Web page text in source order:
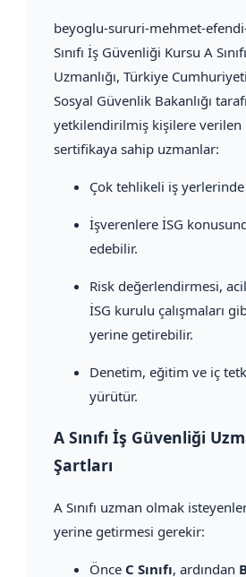
beyoglu-sururi-mehmet-
Sınıfı İş Güvenliği Kursu A
Uzmanlığı, Türkiye
Sosyal Güvenlik Bakanlığı
yetkilendirilmiş kişilere verilen
sertifikaya sahip uzmanlar:
Çok tehlikeli iş
İşverenlere İSG
edebilir.
Risk değerlendirmesi,
İSG kurulu çalışmaları
yerine getirebilir.
Denetim, eğitim ve iç
yürütür.
A Sınıfı İş Güvenliği
Şartları
A Sınıfı uzman olmak
yerine getirmesi gerekir:
Önce C Sınıfı, ardından